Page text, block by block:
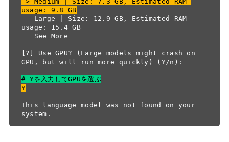
usage: 9.8 GB
usage: 15.4 GB
[?] Use GPU? (Large models might crash on
GPU, but will run more quickly) (Y/n):
# Yを入力してGPUを選ぶ
Y
This language model was not found on your
system.